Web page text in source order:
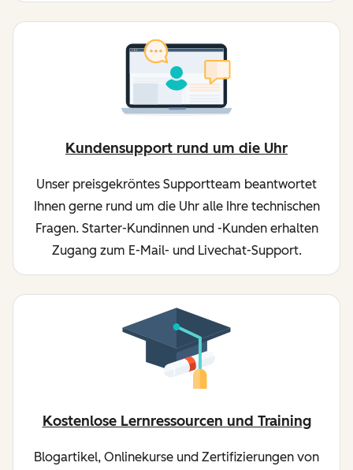
Kundensupport rund um die Uhr
Unser preisgekröntes Supportteam beantwortet
Ihnen gerne rund um die Uhr alle Ihre technischen
Fragen. Starter-Kundinnen und -Kunden erhalten
Zugang zum E-Mail- und Livechat-Support.
Kostenlose Lernressourcen und Training
Blogartikel, Onlinekurse und Zertifizierungen von